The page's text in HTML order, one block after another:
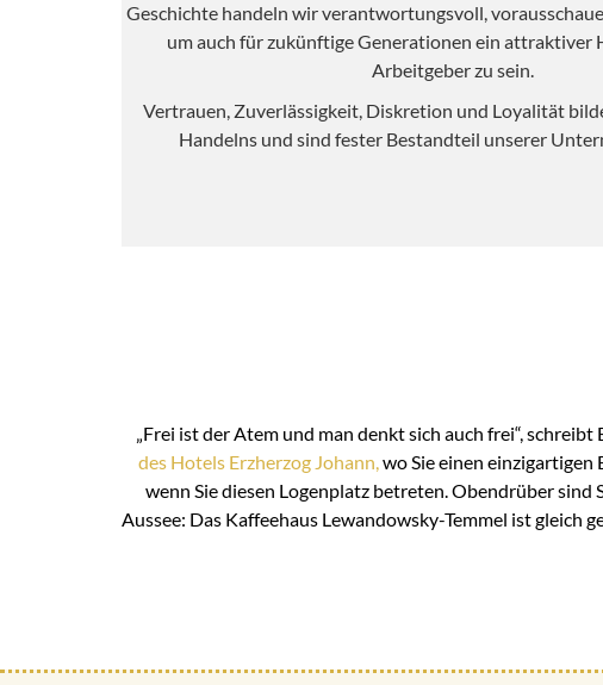
Geschichte handeln wir verantwortungsvoll,
um auch für zukünftige Generationen ein attraktiver
Arbeitgeber zu sein.
Vertrauen, Zuverlässigkeit, Diskretion und Loyalität
Handelns und sind fester Bestandteil unserer
„Frei ist der Atem und man denkt sich auch frei“,
des Hotels Erzherzog Johann,wo Sie einen einzigartigen
wenn Sie diesen Logenplatz betreten. Obendrüber
Aussee: Das Kaffeehaus Lewandowsky-Temmel ist gleich